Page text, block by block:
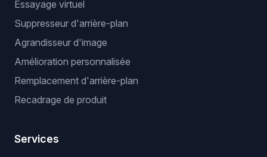
Essayage virtuel
Suppresseur d'arrière-plan
Agrandisseur d'image
Amélioration personnalisée
Remplacement d'arrière-plan
Recadrage de produit
Services